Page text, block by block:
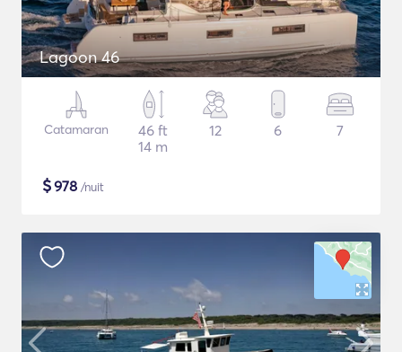
Lagoon 46
Catamaran
46 ft
14 m
12 6 7
$978 /nuit